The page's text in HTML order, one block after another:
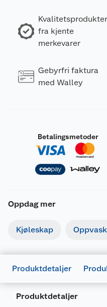
Kvalitetsprodukter
fra kjente
merkevarer
Gebyrfri faktura
med Walley
Betalingsmetoder
Oppdag mer
Kjøleskap
Produktdetaljer
Produktdetaljer